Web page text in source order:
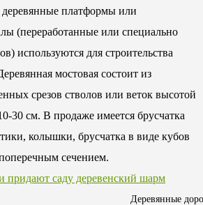
платформы или
(переработанные или специально
используются для строительства
мостовая состоит из
срезов стволов или веток высотой
30 см. В продаже имеется брусчатка
колышки, брусчатка в виде кубов
сечением.
Деревянные